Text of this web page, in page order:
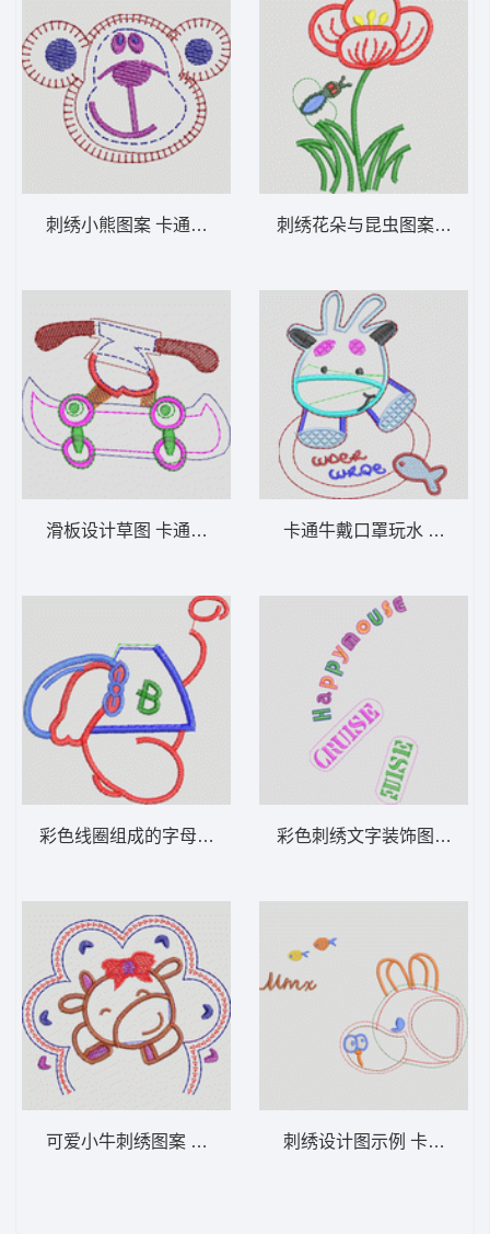
刺绣小熊图案 卡通童装章标贴布
滑板设计草图 卡通童装章标贴布
彩色线圈组成的字母B图案 卡通童装章标贴
可爱小牛刺绣图案 卡通童装章标贴布
刺绣花朵与
卡通牛戴口罩
刺绣设计图示例 卡